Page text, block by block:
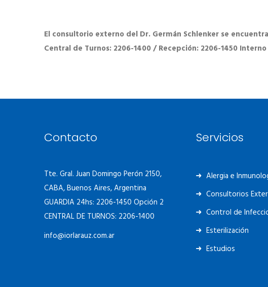
El consultorio externo del Dr. Germán Schlenker se
Central de Turnos: 2206-1400 / Recepción: 2206-1450
Contacto
Tte. Gral. Juan Domingo Perón 2150,
CABA, Buenos Aires, Argentina
GUARDIA 24hs: 2206-1450 Opción 2
CENTRAL DE TURNOS: 2206-1400
info@iorlarauz.com.ar
Servicios
Alergia e
Consultorios
Control de
Esterilización
Estudios